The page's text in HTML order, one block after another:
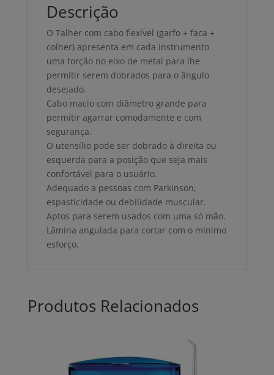
Descrição
O Talher com cabo flexível (garfo + faca +
colher) apresenta em cada instrumento
uma torção no eixo de metal para lhe
permitir serem dobrados para o ângulo
desejado.
Cabo macio com diâmetro grande para
permitir agarrar comodamente e com
segurança.
O utensílio pode ser dobrado à direita ou
esquerda para a posição que seja mais
confortável para o usuário.
Adequado a pessoas com Parkinson,
espasticidade ou debilidade muscular.
Aptos para serem usados com uma só mão.
Lâmina angulada para cortar com o mínimo
esforço.
Produtos Relacionados